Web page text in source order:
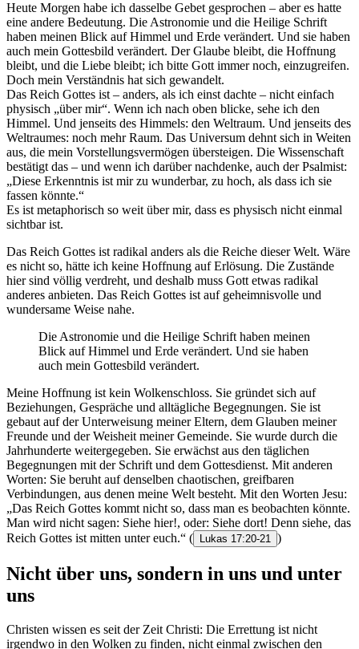
Heute Morgen habe ich dasselbe Gebet gesprochen – aber es hatte
eine andere Bedeutung. Die Astronomie und die Heilige Schrift
haben meinen Blick auf Himmel und Erde verändert. Und sie haben
auch mein Gottesbild verändert. Der Glaube bleibt, die Hoffnung
bleibt, und die Liebe bleibt; ich bitte Gott immer noch, einzugreifen.
Doch mein Verständnis hat sich gewandelt.
Das Reich Gottes ist – anders, als ich einst dachte – nicht einfach
physisch „über mir“. Wenn ich nach oben blicke, sehe ich den
Himmel. Und jenseits des Himmels: den Weltraum. Und jenseits des
Weltraumes: noch mehr Raum. Das Universum dehnt sich in Weiten
aus, die mein Vorstellungsvermögen übersteigen. Die Wissenschaft
bestätigt das – und wenn ich darüber nachdenke, auch der Psalmist:
„Diese Erkenntnis ist mir zu wunderbar, zu hoch, als dass ich sie
fassen könnte.“
Es ist metaphorisch so weit über mir, dass es physisch nicht einmal
sichtbar ist.
Das Reich Gottes ist radikal anders als die Reiche dieser Welt. Wäre
es nicht so, hätte ich keine Hoffnung auf Erlösung. Die Zustände
hier sind völlig verdreht, und deshalb muss Gott etwas radikal
anderes anbieten. Das Reich Gottes ist auf geheimnisvolle und
wundersame Weise nahe.
Die Astronomie und die Heilige Schrift haben meinen
Blick auf Himmel und Erde verändert. Und sie haben
auch mein Gottesbild verändert.
Meine Hoffnung ist kein Wolkenschloss. Sie gründet sich auf
Beziehungen, Gespräche und alltägliche Begegnungen. Sie ist
gebaut auf der Unterweisung meiner Eltern, dem Glauben meiner
Freunde und der Weisheit meiner Gemeinde. Sie wurde durch die
Jahrhunderte weitergegeben. Sie erwächst aus den täglichen
Begegnungen mit der Schrift und dem Gottesdienst. Mit anderen
Worten: Sie beruht auf denselben chaotischen, greifbaren
Verbindungen, aus denen meine Welt besteht. Mit den Worten Jesu:
„Das Reich Gottes kommt nicht so, dass man es beobachten könnte.
Man wird nicht sagen: Siehe hier!, oder: Siehe dort! Denn siehe, das
Reich Gottes ist mitten unter euch.“ ( Lukas 17:20-21 )
Nicht über uns, sondern in uns und unter
uns
Christen wissen es seit der Zeit Christi: Die Errettung ist nicht
irgendwo in den Wolken zu finden, nicht einmal zwischen den